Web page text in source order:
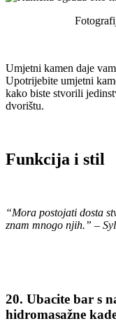
Umjetni kamen daje
Upotrijebite umjetni
kako biste stvorili
dvorištu.
Funkcija i stil
“Mora postojati dosta
znam mnogo njih.” –
20. Ubacite bar s
hidromasažne